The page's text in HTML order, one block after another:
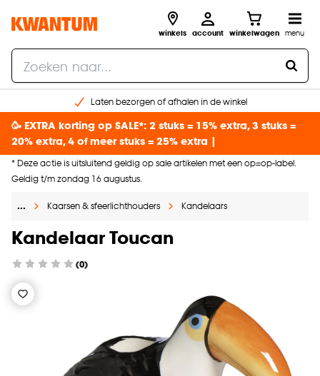
winkels account winkelwagen menu
Laten bezorgen of afhalen in de winkel
Gratis raam advies en inmeten aan huis
€ 5,- korting op je volgende bestelling
🥳 EXTRA korting op SALE*: 2 stuks = 15% extra, 3 stuks =
20% extra, 4 of meer stuks = 25% extra |
* Deze actie is uitsluitend geldig op sale artikelen met een op=op-label.
Geldig t/m zondag 16 augustus.
… Kaarsen & sfeerlichthouders Kandelaars
Kandelaar Toucan
(0)